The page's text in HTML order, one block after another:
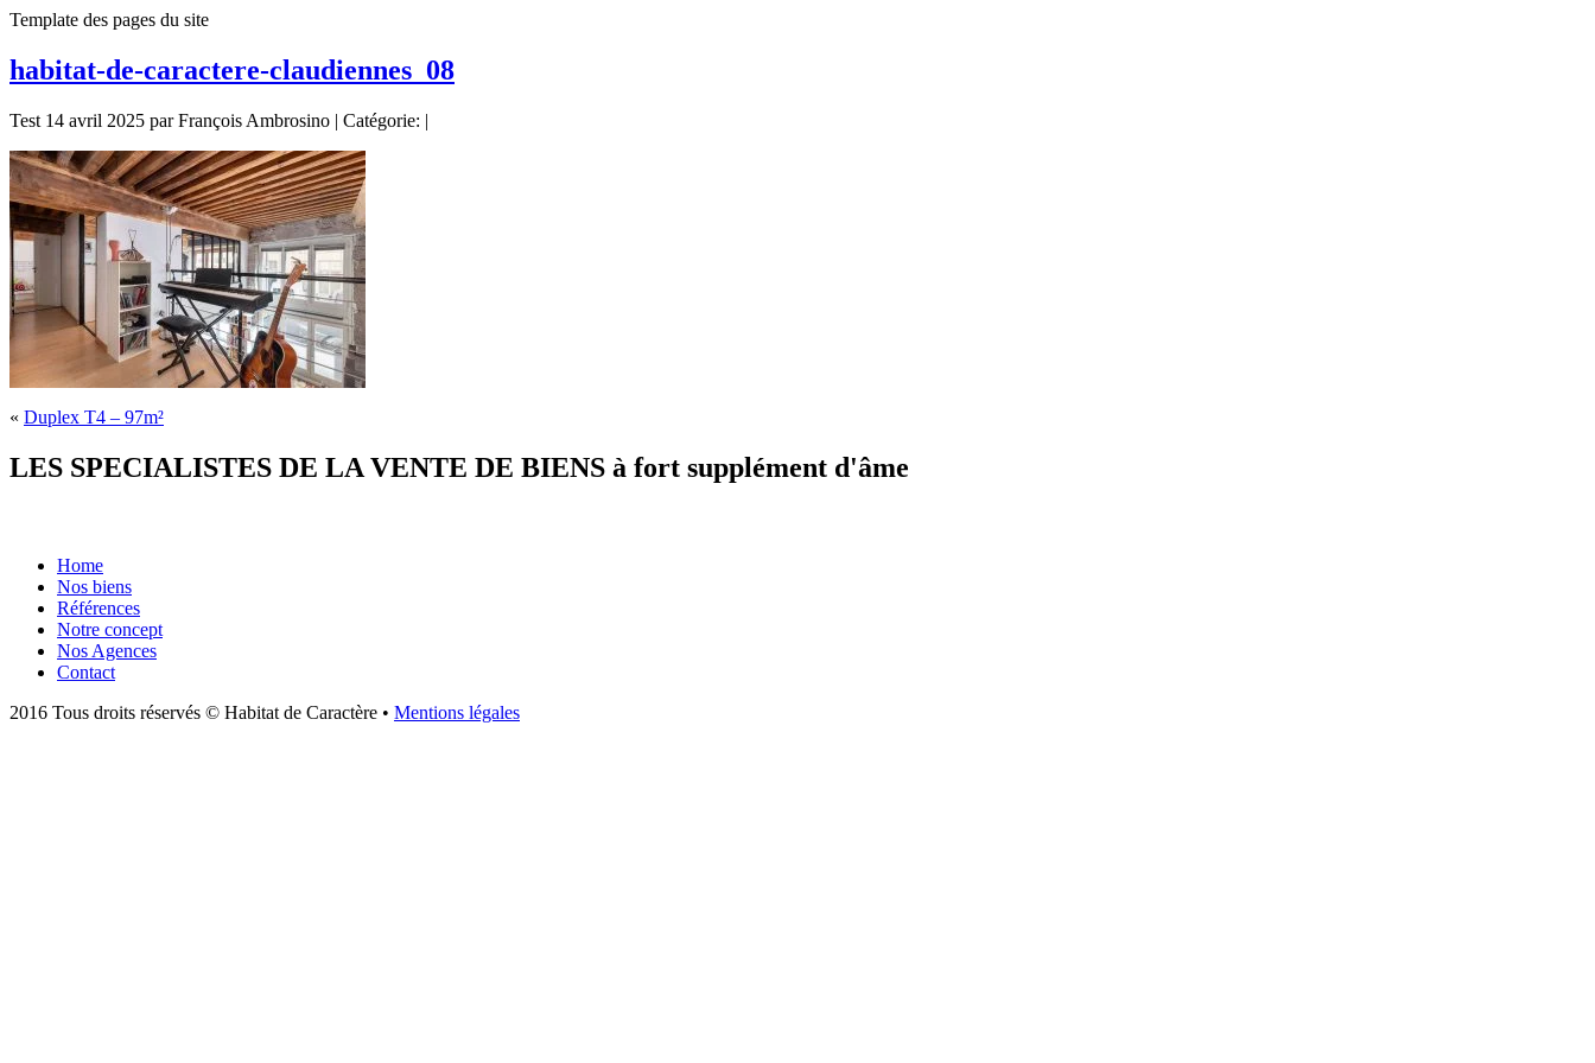
Template des pages du site
habitat-de-caractere-claudiennes_08
Test 14 avril 2025 par François Ambrosino | Catégorie: |
« Duplex T4 – 97m²
LES SPECIALISTES DE LA VENTE DE BIENS à fort supplément d'âme
Home
Nos biens
Références
Notre concept
Nos Agences
Contact
2016 Tous droits réservés © Habitat de Caractère • Mentions légales